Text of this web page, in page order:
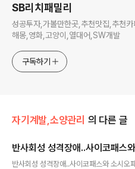
SB리치패밀리
성공투자,가볼만한곳,추천맛집,추천
해몽,영화,고양이,열대어,SW개발
구독하기
자기계발,소양관리 의 다른 글
반사회성 성격장애..사이코패스
반사회성 성격장애..사이코패스와 소시오